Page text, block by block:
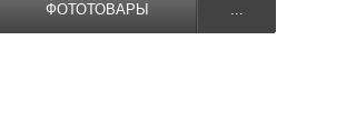
ФОТОТОВАРЫ ...